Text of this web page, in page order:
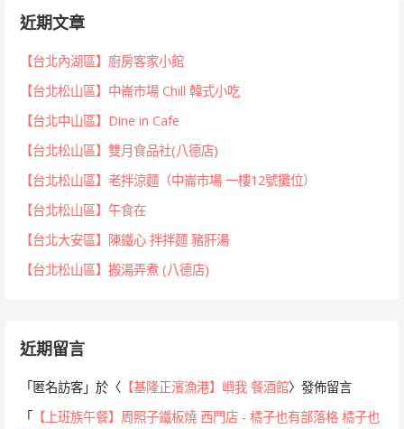
近期文章
【台北內湖區】廚房客家小館
【台北松山區】中崙市場 Chill 韓式小吃
【台北中山區】Dine in Cafe
【台北松山區】雙月食品社(八德店)
【台北松山區】老拌涼麵（中崙市場 一樓12號攤位）
【台北松山區】午食在
【台北大安區】陳鐵心 拌拌麵 豬肝湯
【台北松山區】搬湯弄煮 (八德店)
近期留言
「匿名訪客 」於〈 【基隆正濱漁港】嶼我 餐酒館〉發佈留言
「 【上班族午餐】周照子鐵板燒 西門店 - 橘子也有部落格 橘子也